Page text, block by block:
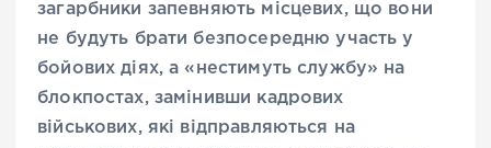
загарбники запевняють місцевих, що вони
не будуть брати безпосередню участь у
бойових діях, а «нестимуть службу» на
блокпостах, замінивши кадрових
військових, які відправляються на